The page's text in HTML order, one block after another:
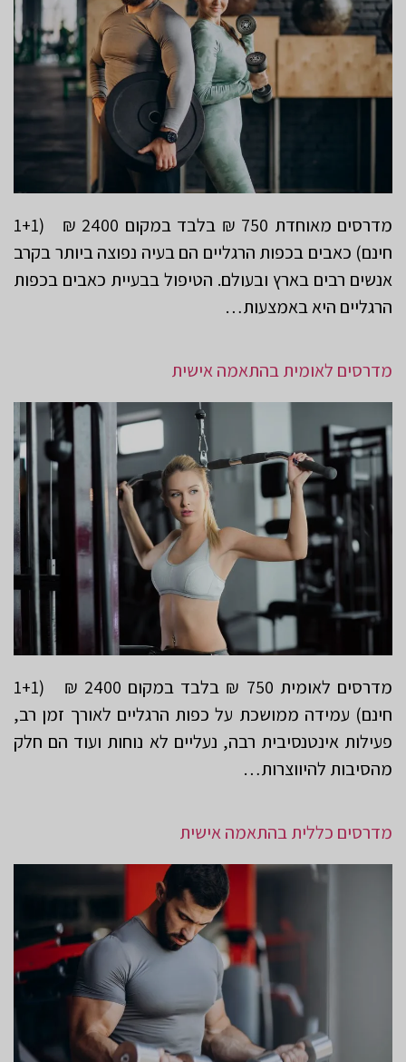
מדרסים מאוחדת 750 ₪ בלבד במקום 2400 ₪ (1+1
חינם) כאבים בכפות הרגליים הם בעיה נפוצה ביותר בקרב
אנשים רבים בארץ ובעולם. הטיפול בבעיית כאבים בכפות
הרגליים היא באמצעות…
מדרסים לאומית בהתאמה אישית
מדרסים לאומית 750 ₪ בלבד במקום 2400 ₪ (1+1
חינם) עמידה ממושכת על כפות הרגליים לאורך זמן רב,
פעילות אינטנסיבית רבה, נעליים לא נוחות ועוד הם חלק
מהסיבות להיווצרות…
מדרסים כללית בהתאמה אישית